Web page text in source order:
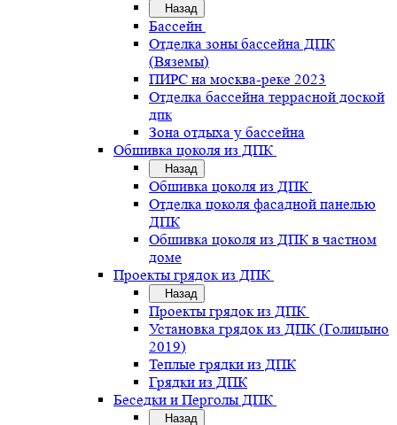
Назад
Бассейн
Отделка зоны бассейна ДПК
(Вяземы)
ПИРС на москва-реке 2023
Отделка бассейна террасной доской
дпк
Зона отдыха у бассейна
Обшивка цоколя из ДПК
Назад
Обшивка цоколя из ДПК
Отделка цоколя фасадной панелью
ДПК
Обшивка цоколя из ДПК в частном
доме
Проекты грядок из ДПК
Назад
Проекты грядок из ДПК
Установка грядок из ДПК (Голицыно
2019)
Теплые грядки из ДПК
Грядки из ДПК
Беседки и Перголы ДПК
Назад